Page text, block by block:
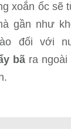
xoắn ốc sẽ
gần như
đối với
bãra ngoài